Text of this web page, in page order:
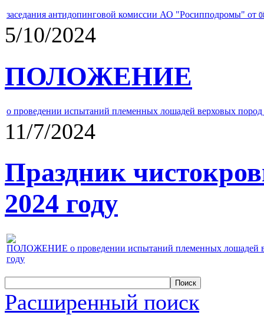
заседания антидопинговой комиссии АО "Росипподромы" от
5/10/2024
ПОЛОЖЕНИЕ
о проведении испытаний племенных лошадей верховых
11/7/2024
Праздник
2024 году
ПОЛОЖЕНИЕ о проведении испытаний племенных лошадей
году
Расширенный поиск